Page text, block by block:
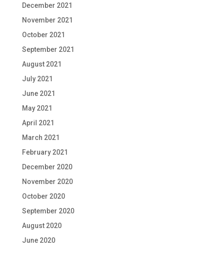
December 2021
November 2021
October 2021
September 2021
August 2021
July 2021
June 2021
May 2021
April 2021
March 2021
February 2021
December 2020
November 2020
October 2020
September 2020
August 2020
June 2020